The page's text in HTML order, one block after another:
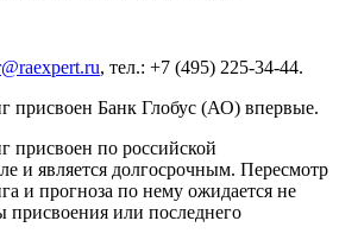
, тел.: +7 (495) 225-34-44.
присвоен Банк Глобус (АО) впервые.
присвоен по российской
и является долгосрочным. Пересмотр
и прогноза по нему ожидается не
присвоения или последнего